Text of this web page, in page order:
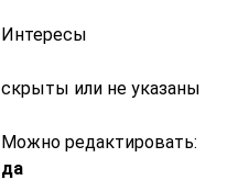
Интересы
скрыты или не указаны
Можно редактировать:
да